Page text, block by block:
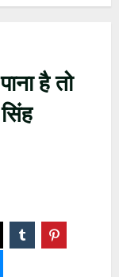
है तो